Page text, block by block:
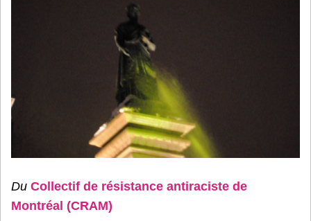
Du Collectif de résistance antiraciste de
Montréal (CRAM)